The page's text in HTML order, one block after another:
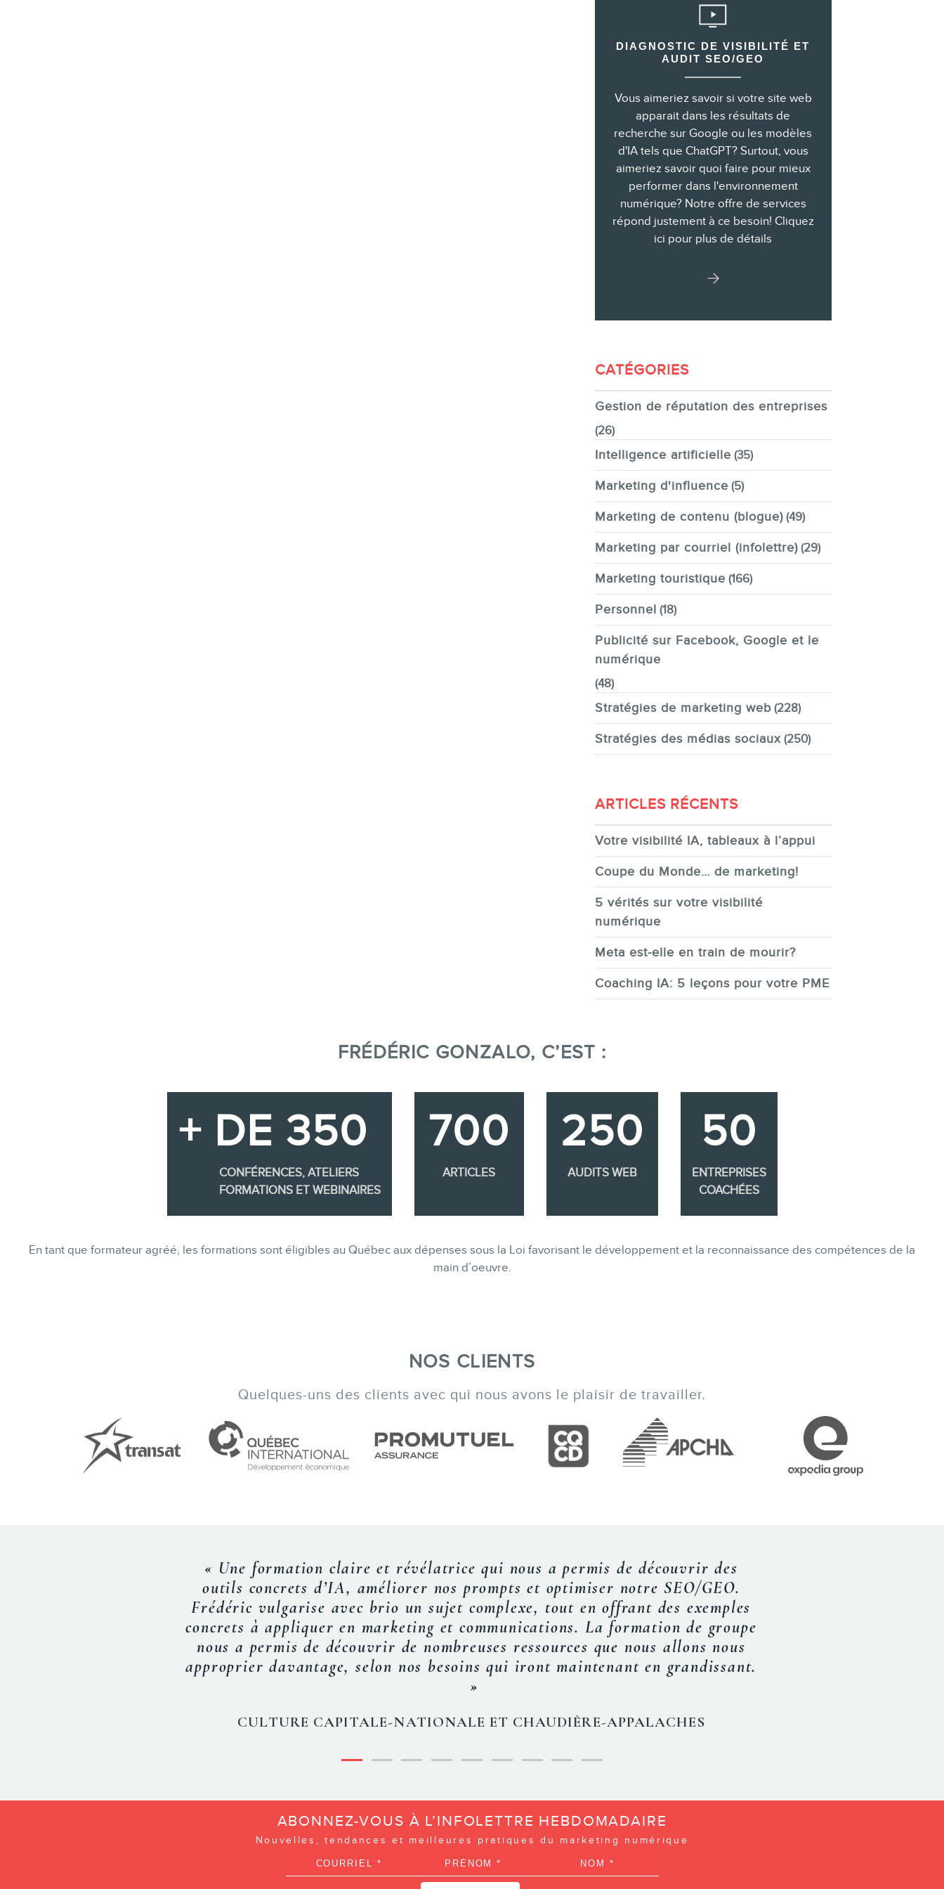
DIAGNOSTIC DE VISIBILITÉ ET
AUDIT SEO/GEO
Vous aimeriez savoir si votre site web
apparait dans les résultats de
recherche sur Google ou les modèles
d'IA tels que ChatGPT? Surtout, vous
aimeriez savoir quoi faire pour mieux
performer dans l'environnement
numérique? Notre offre de services
répond justement à ce besoin! Cliquez
ici pour plus de détails
CATÉGORIES
Gestion de réputation des entreprises
(26)
Intelligence artificielle (35)
Marketing d'influence (5)
Marketing de contenu (blogue)(49)
Marketing par courriel (infolettre)(29)
Marketing touristique (166)
Personnel (18)
Publicité sur Facebook, Google et le
numérique
(48)
Stratégies de marketing web(228)
Stratégies des médias sociaux(250)
ARTICLES RÉCENTS
Votre visibilité IA, tableaux à l’appui
Coupe du Monde… de marketing!
5 vérités sur votre visibilité
numérique
Meta est-elle en train de mourir?
Coaching IA: 5 leçons pour votre PME
FRÉDÉRIC GONZALO, C’EST :
+ DE 350
CONFÉRENCES, ATELIERS
FORMATIONS ET WEBINAIRES
700
ARTICLES
250
AUDITS WEB
50
ENTREPRISES
COACHÉES
En tant que formateur agréé, les formations sont éligibles au Québec aux dépenses sous la Loi favorisant le développement et la reconnaissance des compétences de la
main d’oeuvre.
NOS CLIENTS
Quelques-uns des clients avec qui nous avons le plaisir de travailler.
« De bons conseils, de bons trucs, de bonnes astuces. Conférencier intéressant
et dynamique qui sait prêcher par l’exemple. »
THOMAS GAGNON
COORDONNATEUR VENTES & MARKETING
LA SAGUENÉENNE
ABONNEZ-VOUS À L’INFOLETTRE HEBDOMADAIRE
Nouvelles, tendances et meilleures pratiques du marketing numérique